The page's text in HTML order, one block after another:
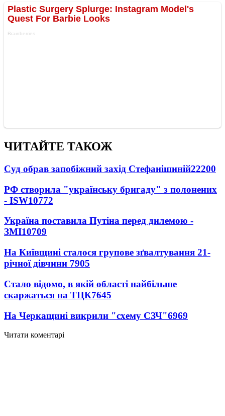
ЧИТАЙТЕ ТАКОЖ
Суд обрав запобіжний захід Стефанішиній22200
РФ створила "українську бригаду" з полонених
- ISW10772
Україна поставила Путіна перед дилемою -
ЗМІ10709
На Київщині сталося групове зґвалтування 21-
річної дівчини 7905
Стало відомо, в якій області найбільше
скаржаться на ТЦК7645
На Черкащині викрили "схему СЗЧ"6969
Читати коментарі